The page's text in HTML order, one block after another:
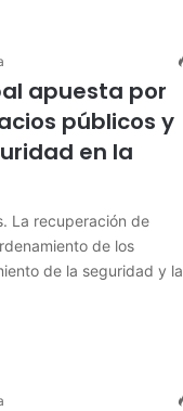
apuesta por
públicos y
en la
La recuperación de
de los
de la seguridad y la